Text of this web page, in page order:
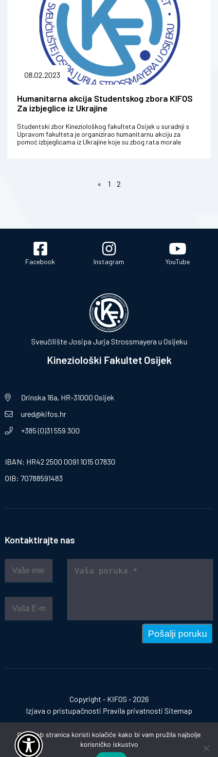
08.02.2023
Humanitarna akcija Studentskog zbora KIFOS
Za izbjeglice iz Ukrajine
Studentski zbor Kineziološkog fakulteta Osijek u suradnji s
Upravom fakulteta je organizirao humanitarnu akciju za
pomoć izbjeglicama iz Ukrajine koje su zbog rata morale
« 1 2
Facebook Instagram YouTube
Sveučilište Josipa Jurja Strossmayera u Osijeku
Kineziološki Fakultet Osijek
Drinska 16a, HR-31000 Osijek
ured@kifos.hr
+385 (0)31 559 300
IBAN: HR42 2500 0091 1015 07830
OIB: 70788591483
Kontaktirajte nas
Pošalji poruku
Copyright - KIFOS - 2026
Izjava o pristupačnosti Pravila privatnosti Sitemap
Izrada web stranica:invictum.hr
Ova web stranica koristi kolačiće kako bi vam pružila najbolje
korisničko iskustvo